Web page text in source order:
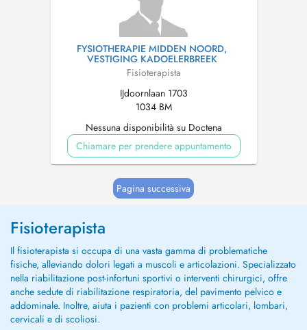
FYSIOTHERAPIE MIDDEN NOORD,
VESTIGING KADOELERBREEK
Fisioterapista
IJdoornlaan 1703
1034 BM
Nessuna disponibilità su Doctena
Chiamare per prendere appuntamento
Pagina successiva
Fisioterapista
Il fisioterapista si occupa di una vasta gamma di problematiche
fisiche, alleviando dolori legati a muscoli e articolazioni. Specializzato
nella riabilitazione post-infortuni sportivi o interventi chirurgici, offre
anche sedute di riabilitazione respiratoria, del pavimento pelvico e
addominale. Inoltre, aiuta i pazienti con problemi articolari, lombari,
cervicali e di scoliosi.